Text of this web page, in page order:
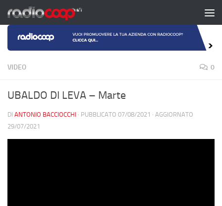
Salta al contenuto
VIDEO 0
UBALDO DI LEVA – Marte
DI ANTONIO BACCIOCCHI · PUBBLICATO 07/08/2021 · AGGIORNATO
29/07/2021